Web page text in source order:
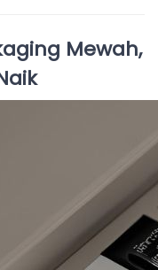
Mewah,